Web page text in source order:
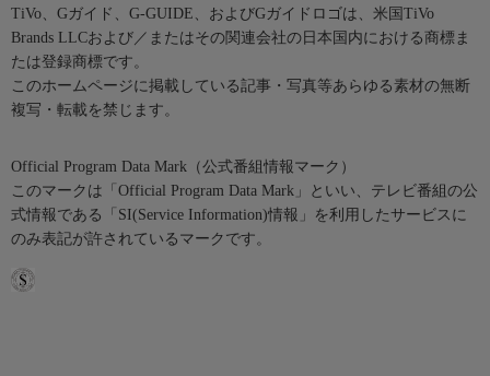
TiVo、Gガイド、G-GUIDE、およびGガイドロゴは、米国TiVo
Brands LLCおよび／またはその関連会社の日本国内における商標ま
たは登録商標です。
このホームページに掲載している記事・写真等あらゆる素材の無断
複写・転載を禁じます。
Official Program Data Mark（公式番組情報マーク）
このマークは「Official Program Data Mark」といい、テレビ番組の公
式情報である「SI(Service Information)情報」を利用したサービスに
のみ表記が許されているマークです。